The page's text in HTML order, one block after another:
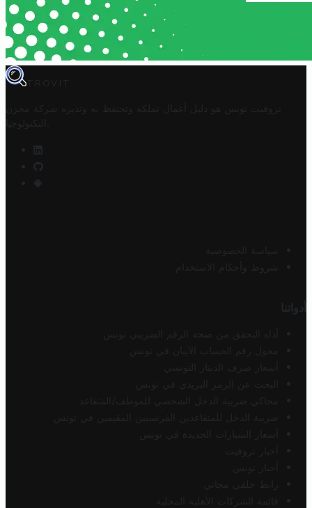
TROVIT
تروفيت تونس هو دليل أعمال تملكه وتحتفظ به وتديره
شركة مخزن
التكنولوجيا
سياسة الخصوصية
شروط وأحكام الاستخدام
أدواتنا
أداة التحقق من صحة الرقم الضريبي تونس
محول رقم الحساب الآيبان في تونس
أسعار صرف الدينار التونسي
البحث عن الرمز البريدي في تونس
محاكي ضريبة الدخل الشخصي للموظف/المتقاعد
ضريبة الدخل للمتقاعدين الفرنسيين المقيمين في تونس
أسعار السيارات الجديدة في تونس
أخبار تروفيت
أخبار تونس
رابط خلفي مجاني
قائمة الشركات الأهلية المحلية